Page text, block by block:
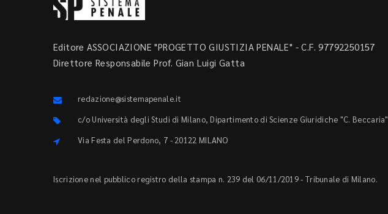
Editore ASSOCIAZIONE "PROGETTO GIUSTIZIA PENALE" - C.F. 97792250157
Direttore Responsabile Prof. Gian Luigi Gatta
redazione@sistemapenale.it
c/o Università degli Studi di Milano, Dipartimento di Scienze Giuridiche "C. Beccaria"
Via Festa del Perdono, 7 - 20122 MILANO
Iscrizione nel pubblico registro della stampa n. 239 del 06/11/2019 - Tribunale di Milano.